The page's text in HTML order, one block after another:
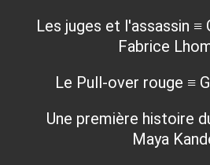
Les juges et l'assassin ≡
Fabrice
Le Pull-over rouge ≡
Une première histoire
Maya